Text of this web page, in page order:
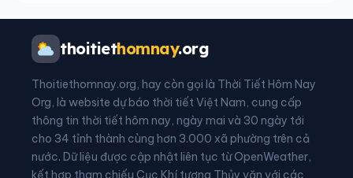
Phường Hòa Bình
Phường Hồng Bàng
Phường Kiến An Phường Kinh Môn
Phường Lê Chân Phường Lê Đại Hành
Phường Lê Ích Mộc Phường Lê Thanh Nghị
thoitiethomnay.org
Thoitiethomnay.org, hay còn gọi là Thời Tiết Hôm Nay
Org, là website dự báo thời tiết Việt Nam, cung cấp
thông tin thời tiết hôm nay, ngày mai và 30 ngày tới
cho 34 tỉnh thành cùng hơn 3.000 xã phường trên cả
nước. Dữ liệu được cập nhật liên tục từ OpenWeather,
kết hợp tham chiếu Cục Khí tượng Thủy văn với các